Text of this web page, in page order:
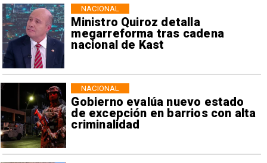
Ministro Quiroz detalla
megarreforma tras cadena
nacional de Kast
NACIONAL
Gobierno evalúa nuevo estado
de excepción en barrios con alta
criminalidad
NACIONAL